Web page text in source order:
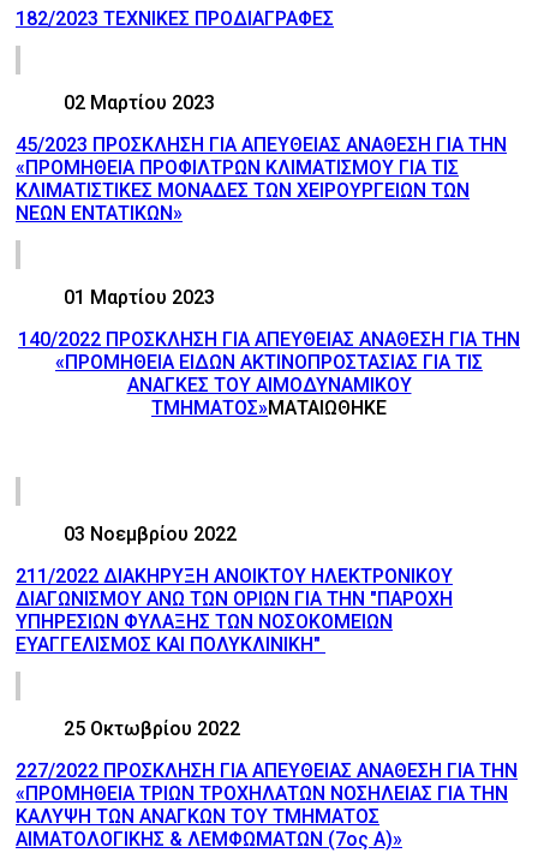
182/2023 ΤΕΧΝΙΚΕΣ ΠΡΟΔΙΑΓΡΑΦΕΣ
02 Μαρτίου 2023
45/2023 ΠΡΟΣΚΛΗΣΗ ΓΙΑ ΑΠΕΥΘΕΙΑΣ ΑΝΑΘΕΣΗ ΓIA THN
«ΠΡΟΜΗΘΕΙΑ ΠΡΟΦΙΛΤΡΩΝ ΚΛΙΜΑΤΙΣΜΟΥ ΓΙΑ ΤΙΣ
ΚΛΙΜΑΤΙΣΤΙΚΕΣ ΜΟΝΑΔΕΣ ΤΩΝ ΧΕΙΡΟΥΡΓΕΙΩΝ ΤΩΝ
ΝΕΩΝ ΕΝΤΑΤΙΚΩΝ»
01 Μαρτίου 2023
140/2022 ΠΡΟΣΚΛΗΣΗ ΓΙΑ ΑΠΕΥΘΕΙΑΣ ΑΝΑΘΕΣΗ ΓΙΑ ΤΗΝ
«ΠΡΟΜΗΘΕΙΑ ΕΙΔΩΝ ΑΚΤΙΝΟΠΡΟΣΤΑΣΙΑΣ ΓΙΑ ΤΙΣ
ΑΝΑΓΚΕΣ ΤΟΥ ΑΙΜΟΔΥΝΑΜΙΚΟΥ
ΤΜΗΜΑΤΟΣ»ΜΑΤΑΙΩΘΗΚΕ
03 Νοεμβρίου 2022
211/2022 ΔΙΑΚΗΡΥΞΗ ΑΝΟΙΚΤΟΥ ΗΛΕΚΤΡΟΝΙΚΟΥ
ΔΙΑΓΩΝΙΣΜΟΥ ΑΝΩ ΤΩΝ ΟΡΙΩΝ ΓΙΑ ΤΗΝ "ΠΑΡΟΧΗ
ΥΠΗΡΕΣΙΩΝ ΦΥΛΑΞΗΣ ΤΩΝ ΝΟΣΟΚΟΜΕΙΩΝ
ΕΥΑΓΓΕΛΙΣΜΟΣ ΚΑΙ ΠΟΛΥΚΛΙΝΙΚΗ"
25 Οκτωβρίου 2022
227/2022 ΠΡΟΣΚΛΗΣΗ ΓΙΑ ΑΠΕΥΘΕΙΑΣ ΑΝΑΘΕΣΗ ΓΙΑ ΤΗΝ
«ΠΡΟΜΗΘΕΙΑ ΤΡΙΩΝ ΤΡΟΧΗΛΑΤΩΝ ΝΟΣΗΛΕΙΑΣ ΓΙΑ ΤΗΝ
ΚΑΛΥΨΗ ΤΩΝ ΑΝΑΓΚΩΝ ΤΟΥ ΤΜΗΜΑΤΟΣ
ΑΙΜΑΤΟΛΟΓΙΚΗΣ & ΛΕΜΦΩΜΑΤΩΝ (7ος Α)»